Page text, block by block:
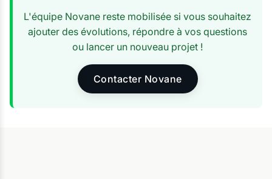
L'équipe Novane reste mobilisée si vous souhaitez
ajouter des évolutions, répondre à vos questions
ou lancer un nouveau projet !
Contacter Novane